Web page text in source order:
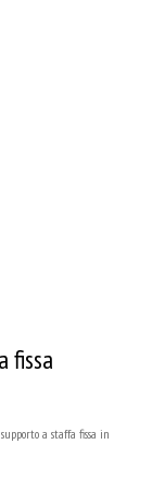
fissa
a staffa fissa in